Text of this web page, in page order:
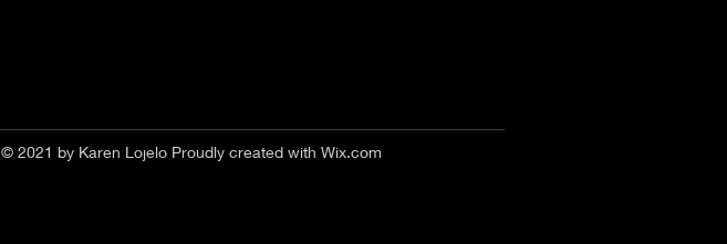
© 2021 by Karen Lojelo Proudly created with Wix.com